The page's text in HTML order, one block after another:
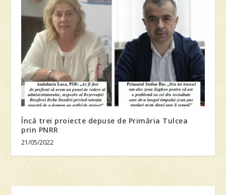
Încă trei proiecte depuse de Primăria Tulcea
prin PNRR
21/05/2022